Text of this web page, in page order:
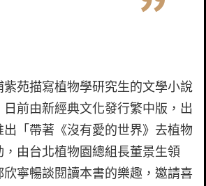
紫苑描寫植物學研究生的文學小說
日前由新經典文化發行繁中版，出
「帶著《沒有愛的世界》去植物
，由台北植物園總組長董景生領
欣寧暢談閱讀本書的樂趣，邀請喜